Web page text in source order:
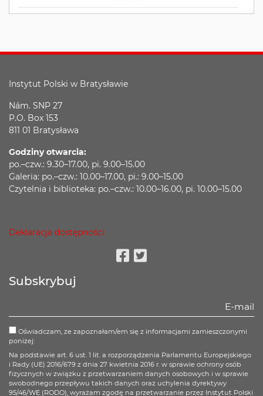
Instytut Polski w Bratysławie
Nám. SNP 27
P.O. Box 153
811 01 Bratysława
Godziny otwarcia:
po.–czw.: 9.30–17.00, pi. 9.00–15.00
Galeria: po.–czw.: 10.00–17.00, pi.: 9.00–15.00
Czytelnia i biblioteka: po.–czw.: 10.00–16.00, pi. 10.00–15.00
Deklaracja dostępności
Subskrybuj
Oświadczam, że zapoznałam/em się z informacjami zamieszczonymi
poniżej:
Na podstawie art. 6 ust. 1 lit. a rozporządzenia Parlamentu Europejskiego
i Rady (UE) 2016/679 z dnia 27 kwietnia 2016 r. w sprawie ochrony osób
fizycznych w związku z przetwarzaniem danych osobowych i w sprawie
swobodnego przepływu takich danych oraz uchylenia dyrektywy
95/46/WE (RODO), wyrażam zgodę na przetwarzanie przez Instytut Polski